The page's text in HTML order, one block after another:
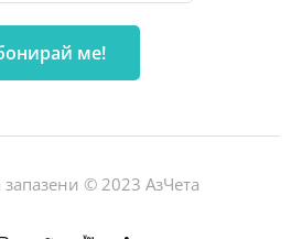
© 2023 АзЧета